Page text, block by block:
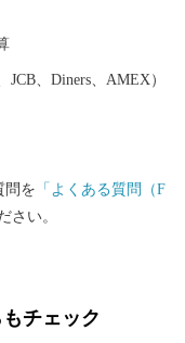
しむことができま
だき、旬の味覚、歴史
、Diners、AMEX）
問を 「よくある質問（F
さい。
チェック